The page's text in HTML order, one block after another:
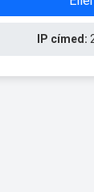
IP címed: